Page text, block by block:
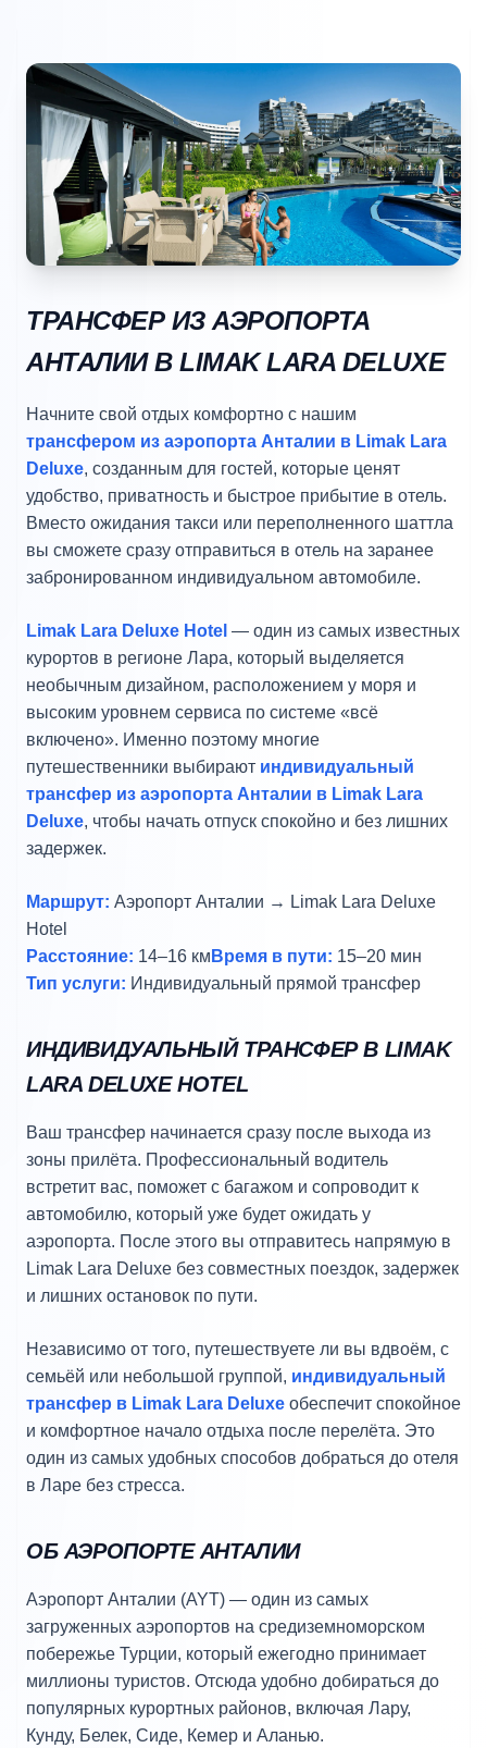
ТРАНСФЕР ИЗ АЭРОПОРТА
АНТАЛИИ В LIMAK LARA DELUXE
Начните свой отдых комфортно с нашим
трансфером из аэропорта Анталии в Limak Lara
Deluxe, созданным для гостей, которые ценят
удобство, приватность и быстрое прибытие в отель.
Вместо ожидания такси или переполненного шаттла
вы сможете сразу отправиться в отель на заранее
забронированном индивидуальном автомобиле.
Limak Lara Deluxe Hotel — один из самых известных
курортов в регионе Лара, который выделяется
необычным дизайном, расположением у моря и
высоким уровнем сервиса по системе «всё
включено». Именно поэтому многие
путешественники выбирают индивидуальный
трансфер из аэропорта Анталии в Limak Lara
Deluxe, чтобы начать отпуск спокойно и без лишних
задержек.
Маршрут: Аэропорт Анталии → Limak Lara Deluxe
Hotel
Расстояние: 14–16 км Время в пути: 15–20 мин
Тип услуги: Индивидуальный прямой трансфер
ИНДИВИДУАЛЬНЫЙ ТРАНСФЕР В LIMAK
LARA DELUXE HOTEL
Ваш трансфер начинается сразу после выхода из
зоны прилёта. Профессиональный водитель
встретит вас, поможет с багажом и сопроводит к
автомобилю, который уже будет ожидать у
аэропорта. После этого вы отправитесь напрямую в
Limak Lara Deluxe без совместных поездок, задержек
и лишних остановок по пути.
Независимо от того, путешествуете ли вы вдвоём, с
семьёй или небольшой группой, индивидуальный
трансфер в Limak Lara Deluxe обеспечит спокойное
и комфортное начало отдыха после перелёта. Это
один из самых удобных способов добраться до отеля
в Ларе без стресса.
ОБ АЭРОПОРТЕ АНТАЛИИ
Аэропорт Анталии (AYT) — один из самых
загруженных аэропортов на средиземноморском
побережье Турции, который ежегодно принимает
миллионы туристов. Отсюда удобно добираться до
популярных курортных районов, включая Лару,
Кунду, Белек, Сиде, Кемер и Аланью.